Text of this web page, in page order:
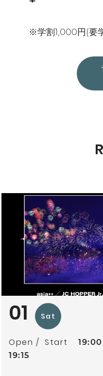
※学割1,000円(要
01 Sat
Open Start
19:00
19:15